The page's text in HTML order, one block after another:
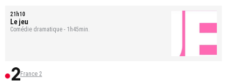
21h10
Le jeu
Comédie dramatique - 1h45min.
France 2